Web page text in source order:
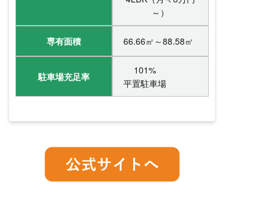
～）
専有面積 66.66㎡～88.58㎡
駐車場充足率
101%
平置駐車場